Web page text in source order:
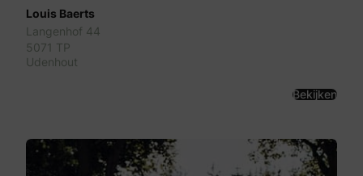
Louis Baerts
Langenhof 44
5071 TP
Udenhout
Bekijken